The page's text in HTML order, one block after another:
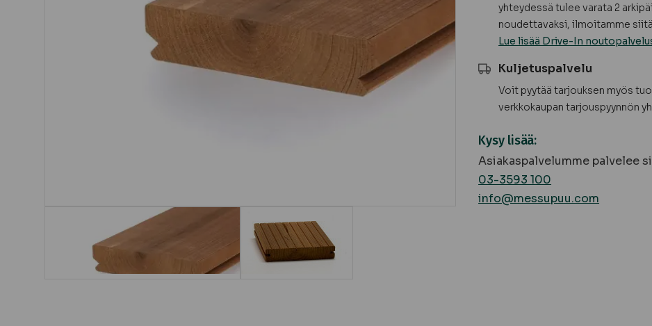
yhteydessä tulee varata 2
noudettavaksi, ilmoitamme
Lue lisää Drive-In
Kuljetuspalvelu
Voit pyytää tarjouksen myös
verkkokaupan tarjouspyynnön
Kysy lisää:
Asiakaspalvelumme palvelee
03-3593 100
info@messupuu.com